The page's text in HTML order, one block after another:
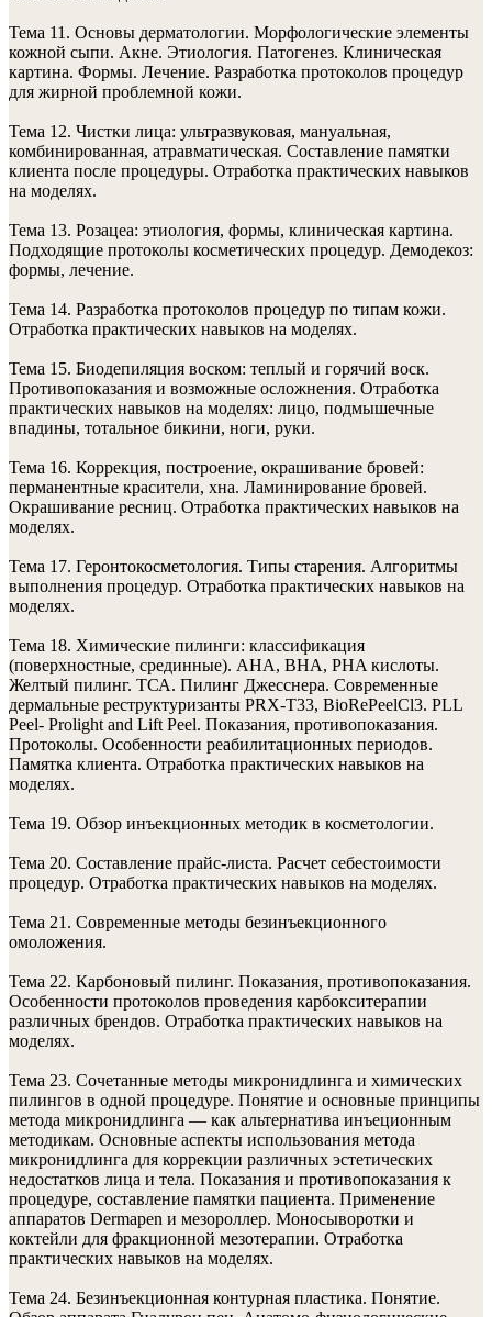
Тема 11. Основы дерматологии. Морфологические элементы
кожной сыпи. Акне. Этиология. Патогенез. Клиническая
картина. Формы. Лечение. Разработка протоколов процедур
для жирной проблемной кожи.
Тема 12. Чистки лица: ультразвуковая, мануальная,
комбинированная, атравматическая. Составление памятки
клиента после процедуры. Отработка практических навыков
на моделях.
Тема 13. Розацеа: этиология, формы, клиническая картина.
Подходящие протоколы косметических процедур. Демодекоз:
формы, лечение.
Тема 14. Разработка протоколов процедур по типам кожи.
Отработка практических навыков на моделях.
Тема 15. Биодепиляция воском: теплый и горячий воск.
Противопоказания и возможные осложнения. Отработка
практических навыков на моделях: лицо, подмышечные
впадины, тотальное бикини, ноги, руки.
Тема 16. Коррекция, построение, окрашивание бровей:
перманентные красители, хна. Ламинирование бровей.
Окрашивание ресниц. Отработка практических навыков на
моделях.
Тема 17. Геронтокосметология. Типы старения. Алгоритмы
выполнения процедур. Отработка практических навыков на
моделях.
Тема 18. Химические пилинги: классификация
(поверхностные, срединные). АHA, ВHА, PHA кислоты.
Желтый пилинг. ТСА. Пилинг Джесснера. Современные
дермальные реструктуризанты PRX-T33, BioRePeelCl3. PLL
Peel- Prolight and Lift Peel. Показания, противопоказания.
Протоколы. Особенности реабилитационных периодов.
Памятка клиента. Отработка практических навыков на
моделях.
Тема 19. Обзор инъекционных методик в косметологии.
Тема 20. Составление прайс-листа. Расчет себестоимости
процедур. Отработка практических навыков на моделях.
Тема 21. Современные методы безинъекционного
омоложения.
Тема 22. Карбоновый пилинг. Показания, противопоказания.
Особенности протоколов проведения карбокситерапии
различных брендов. Отработка практических навыков на
моделях.
Тема 23. Сочетанные методы микронидлинга и химических
пилингов в одной процедуре. Понятие и основные принципы
метода микронидлинга — как альтернатива инъеционным
методикам. Основные аспекты использования метода
микронидлинга для коррекции различных эстетических
недостатков лица и тела. Показания и противопоказания к
процедуре, составление памятки пациента. Применение
аппаратов Dermapen и мезороллер. Моносыворотки и
коктейли для фракционной мезотерапии. Отработка
практических навыков на моделях.
Тема 24. Безинъекционная контурная пластика. Понятие.